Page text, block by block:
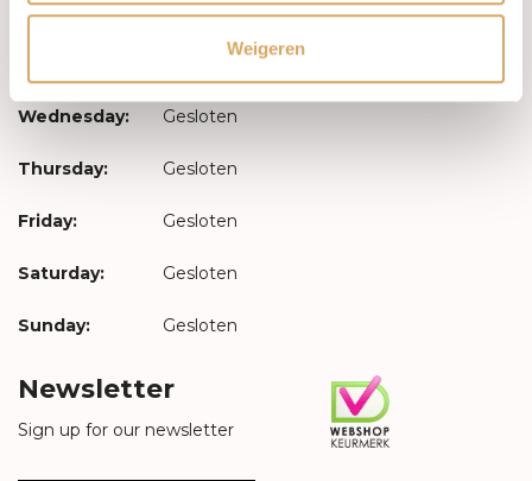
Weigeren
Monday: Gesloten
Wednesday: Gesloten
Thursday: Gesloten
Friday: Gesloten
Saturday: Gesloten
Sunday: Gesloten
Newsletter
Sign up for our newsletter